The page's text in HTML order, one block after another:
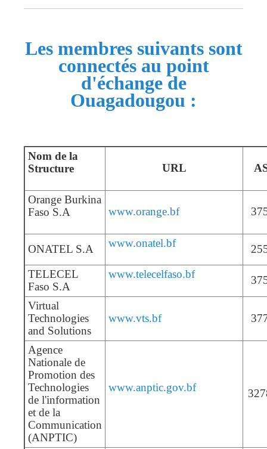
Les membres suivants sont
connectés au point
d'échange de
Ouagadougou :
Nom de la
Structure
URL
Orange Burkina
Faso S.A
www.orange.bf
ONATEL S.A www.onatel.bf
TELECEL
Faso S.A
www.telecelfaso.bf
Virtual
Technologies
and Solutions
www.vts.bf
Agence
Nationale de
Promotion des
Technologies
de l'information
et de la
Communication
(ANPTIC)
www.anptic.gov.bf